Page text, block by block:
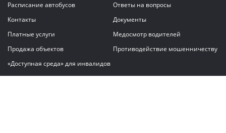
Расписание автобусов
Ответы на вопросы
Контакты
Документы
Платные услуги
Медосмотр водителей
Продажа объектов
Противодействие мошенничеству
«Доступная среда» для инвалидов